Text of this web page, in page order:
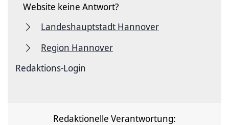
Website keine Antwort?
Landeshauptstadt Hannover
Region Hannover
Redaktions-Login
Redaktionelle Verantwortung: